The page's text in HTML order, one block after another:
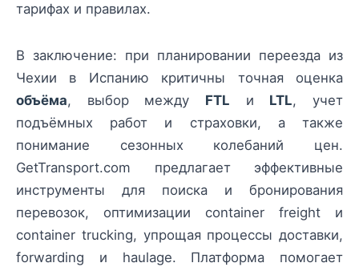
тарифах и правилах.
В заключение: при планировании переезда из
Чехии в Испанию критичны точная оценка
объёма, выбор между FTL и LTL, учет
подъёмных работ и страховки, а также
понимание сезонных колебаний цен.
GetTransport.com предлагает эффективные
инструменты для поиска и бронирования
перевозок, оптимизации container freight и
container trucking, упрощая процессы доставки,
forwarding и haulage. Платформа помогает